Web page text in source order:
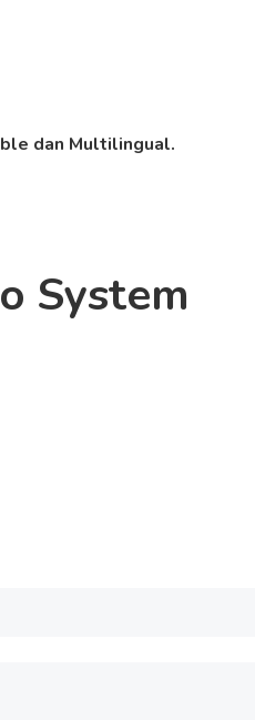
dan Multilingual.
System